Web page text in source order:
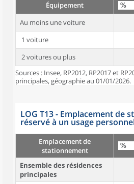
Équipement
Au moins une voiture
1 voiture
2 voitures ou plus
Sources : Insee, RP2012, RP2017 et
principales, géographie au 01/01/2026.
LOG T13 - Emplacement de
réservé à un usage
Emplacement de
stationnement
Ensemble des résidences
principales